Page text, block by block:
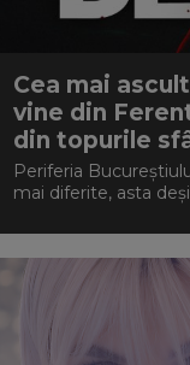
Cea mai
vine din
din topurile
Periferia
mai diferite, asta deși